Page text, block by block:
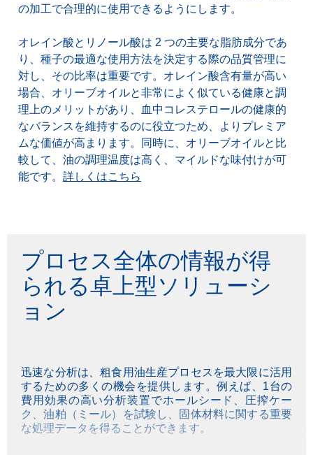
の加工で合理的に使用できるようにします。
オレイン酸とリノール酸は 2 つの主要な脂肪成分であ
り、種子の最適な使用方法を決定する際の品質管理に
対し、その比率は重要です。オレイン酸含有量が高い
場合、オリーブオイルと非常によく似ている健康と調
理上のメリットがあり、血中コレステロールの健康的
なバランスを維持するのに役立つため、よりプレミア
ムな価値が高まります。同時に、オリーブオイルと比
較して、油の調理温度は高く、マイルドな味付けが可
能です。 詳しくはこちら
プロセス全体の情報が得
られる卓上型ソリューシ
ョン
迅速な分析は、粗食用油生産プロセスを最大限に活用
するための多くの機会を提供します。例えば、1台の
費用効果の高い分析装置でホールシード、圧搾ケー
ク、油粕（ミール）を試験し、固体材料に関する重要
な処理データを得ることができます。